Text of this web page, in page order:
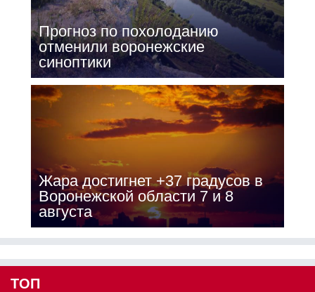
Прогноз по похолоданию
отменили воронежские
синоптики
Жара достигнет +37 градусов в
Воронежской области 7 и 8
августа
ТОП